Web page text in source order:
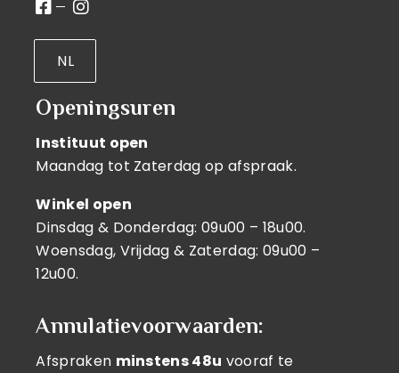
NL
Openingsuren
Instituut open
Maandag tot Zaterdag op afspraak.
Winkel open
Dinsdag & Donderdag: 09u00 – 18u00.
Woensdag, Vrijdag & Zaterdag: 09u00 –
12u00.
Annulatievoorwaarden:
Afspraken minstens 48u vooraf te